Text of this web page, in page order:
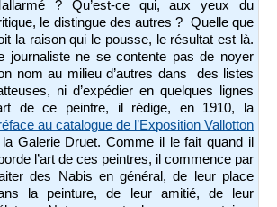
? Qu’est-ce qui, aux yeux du
le distingue des autres ? Quelle que
la raison qui le pousse, le résultat est là.
journaliste ne se contente pas de noyer
nom au milieu d’autres dans des listes
ni d’expédier en quelques lignes
de ce peintre, il rédige, en 1910, la
au catalogue de l’Exposition Vallotton
Galerie Druet. Comme il le fait quand il
l’art de ces peintres, il commence par
des Nabis en général, de leur place
la peinture, de leur amitié, de leur